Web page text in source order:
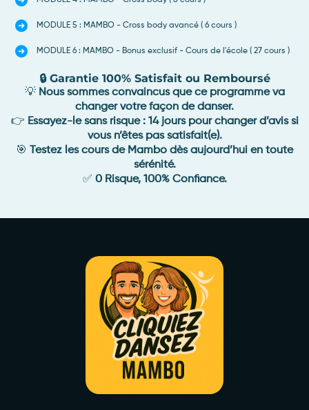
MODULE 5 : MAMBO - Cross body avancé ( 6 cours )
MODULE 6 : MAMBO - Bonus exclusif - Cours de l'école ( 27 cours )
🔒 Garantie 100% Satisfait ou Remboursé
💡 Nous sommes convaincus que ce programme va
changer votre façon de danser.
👉 Essayez-le sans risque : 14 jours pour changer d’avis si
vous n’êtes pas satisfait(e).
🎯
Testez les cours de Mambo dès aujourd’hui en toute
sérénité.
✅ 0 Risque, 100% Confiance.